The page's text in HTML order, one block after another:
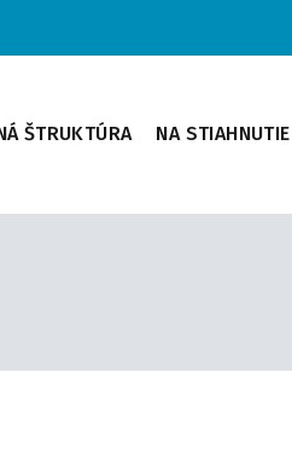
ŠTRUKTÚRA NA STIAHNUTIE